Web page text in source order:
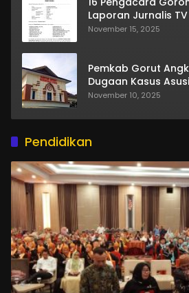
Laporan Jurnalis
November 15, 2025
Pemkab Gorut
Dugaan Kasus
November 10, 2025
Pendidikan